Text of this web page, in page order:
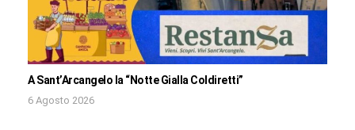
A Sant’Arcangelo la “Notte Gialla Coldiretti”
6 Agosto 2026